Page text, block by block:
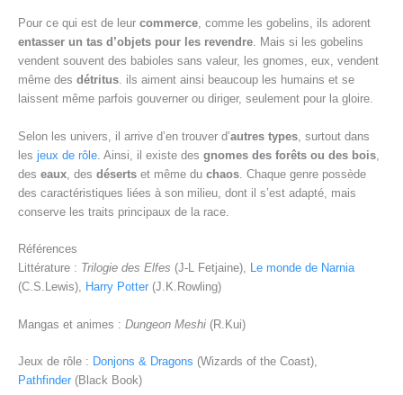
Pour ce qui est de leur commerce, comme les gobelins, ils adorent
entasser un tas d’objets pour les revendre. Mais si les gobelins
vendent souvent des babioles sans valeur, les gnomes, eux, vendent
même des détritus. ils aiment ainsi beaucoup les humains et se
laissent même parfois gouverner ou diriger, seulement pour la gloire.
Selon les univers, il arrive d’en trouver d’autres types , surtout dans
les jeux de rôle . Ainsi, il existe des gnomes des forêts ou des bois
des eaux , des déserts et même du chaos . Chaque genre possède
des caractéristiques liées à son milieu, dont il s’est adapté, mais
conserve les traits principaux de la race.
Références
Littérature : Trilogie des Elfes (J-L Fetjaine), Le monde de Narnia
(C.S.Lewis), Harry Potter (J.K.Rowling)
Mangas et animes : Dungeon Meshi (R.Kui)
Jeux de rôle : Donjons & Dragons (Wizards of the Coast),
Pathfinder (Black Book)